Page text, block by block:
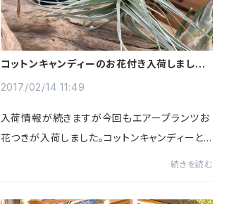
コットンキャンディーのお花付き入荷しまし
2017/02/14 11:49
入荷情報が続きますが今回もエアープランツお
花つきが入荷しました。コットンキャンディーと
いう品種で前回再入荷したストリクタよりも葉
らして可愛いですね♪Flower...
続きを読む